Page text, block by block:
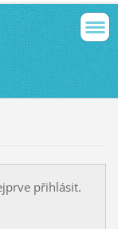
přihlásit.